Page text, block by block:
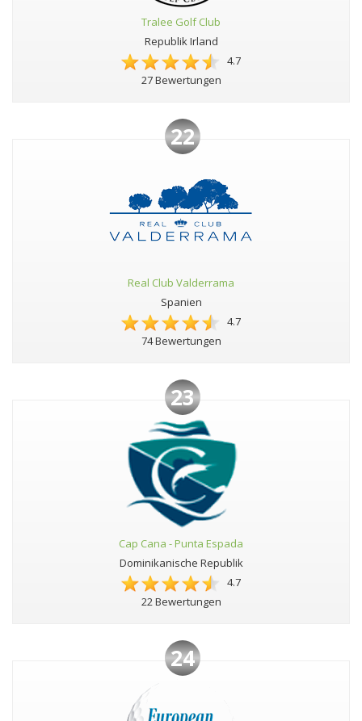
Tralee Golf Club
Republik Irland
4.7
27 Bewertungen
22
Real Club Valderrama
Spanien
4.7
74 Bewertungen
23
Cap Cana - Punta Espada
Dominikanische Republik
4.7
22 Bewertungen
24